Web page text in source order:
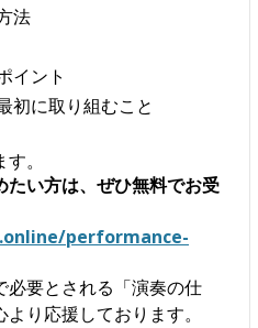
法
イント
初に取り組むこと
。
たい方は、ぜひ無料でお受
performance-
必要とされる「演奏の仕
り応援しております。